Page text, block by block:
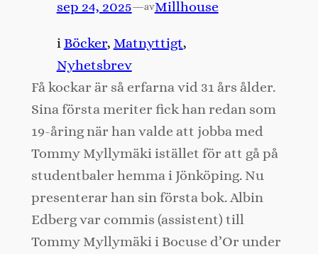
sep 24, 2025—avMillhouse
i Böcker, Matnyttigt
Nyhetsbrev
Få kockar är så erfarna vid 31 års ålder.
Sina första meriter fick han redan som
19-åring när han valde att jobba med
Tommy Myllymäki istället för att gå på
studentbaler hemma i Jönköping. Nu
presenterar han sin första bok. Albin
Edberg var commis (assistent) till
Tommy Myllymäki i Bocuse d’Or under